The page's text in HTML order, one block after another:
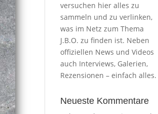
versuchen hier alles zu
sammeln und zu verlinken,
was im Netz zum Thema
J.B.O. zu finden ist. Neben
offiziellen News und Videos
auch Interviews, Galerien,
Rezensionen – einfach alles.
Neueste Kommentare